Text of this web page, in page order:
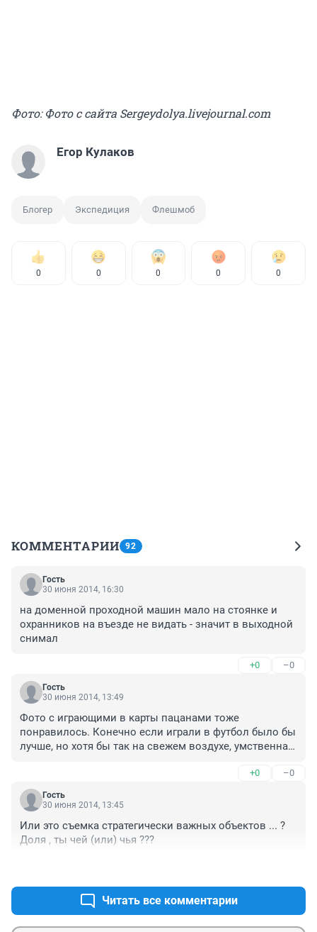
Фото: Фото с сайта Sergeydolya.livejournal.com
Егор Кулаков
Блогер Экспедиция Флешмоб
0 0 0 0 0
КОММЕНТАРИИ 92
Гость
30 июня 2014, 16:30
на доменной проходной машин мало на стоянке и
охранников на въезде не видать - значит в выходной
снимал
+0 –0
Гость
30 июня 2014, 13:49
Фото с играющими в карты пацанами тоже
понравилось. Конечно если играли в футбол было бы
лучше, но хотя бы так на свежем воздухе, умственная
душной квартире и по сайтам для взрослых лазить)..
+0 –0
Гость
30 июня 2014, 13:45
Или это съемка стратегически важных объектов ... ?
Доля , ты чей (или) чья ???
Читать все комментарии